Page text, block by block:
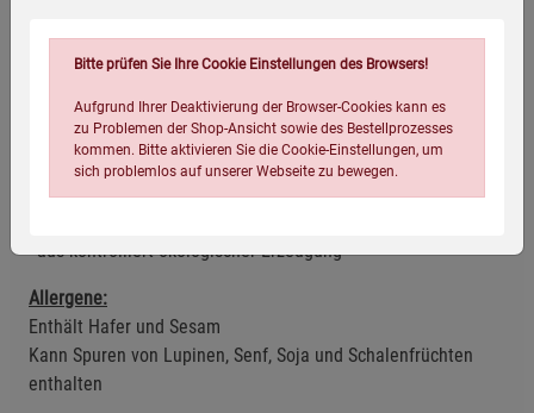
Zutaten
HAFERvollkornflocken* glutenfrei, Kürbiskerne*,
Sonnenblumenkerne*, geschrotete Leinsaat*, SESAM*,
Leinsaat*, Chiasamen 3% (Salvia hispanica)*,
Hirsevollkornflocken*, gemahlene Flohsamenschalen*, Salz
*aus kontrolliert ökologischer Erzeugung
Allergene:
Enthält Hafer und Sesam
Kann Spuren von Lupinen, Senf, Soja und Schalenfrüchten
enthalten
Bitte prüfen Sie Ihre Cookie Einstellungen des Browsers!
Aufgrund Ihrer Deaktivierung der Browser-Cookies kann es
zu Problemen der Shop-Ansicht sowie des Bestellprozesses
kommen. Bitte aktivieren Sie die Cookie-Einstellungen, um
sich problemlos auf unserer Webseite zu bewegen.
Einstellungen speichern für die Gruppe